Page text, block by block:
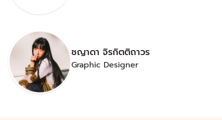
ชญาดา จิรกิตติถาวร
Graphic Designer